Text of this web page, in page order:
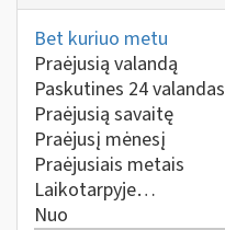
Bet kuriuo metu
Praėjusią valandą
Paskutines 24 valandas
Praėjusią savaitę
Praėjusį mėnesį
Praėjusiais metais
Laikotarpyje…
Nuo